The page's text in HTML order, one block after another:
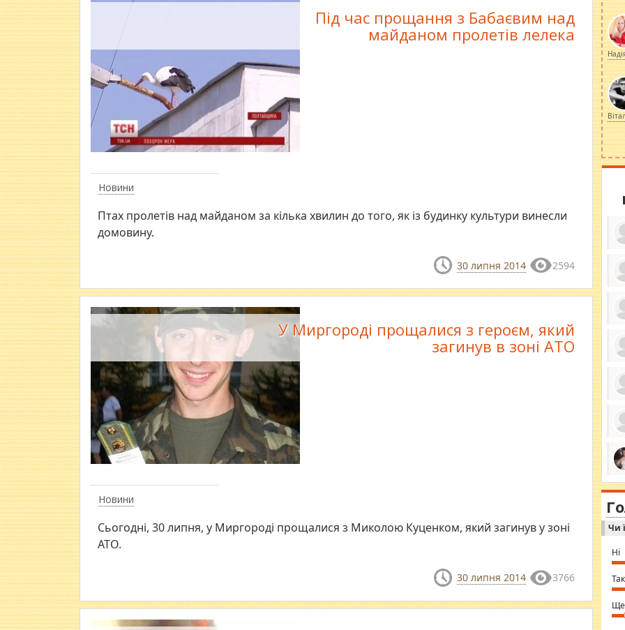
Новини
Під час прощання з Бабаєвим над
майданом пролетів лелека
Птах пролетів над майданом за кілька хвилин до того, як із будинку культури винесли
домовину.
30 липня 2014 2594
Новини
У Миргороді прощалися з героєм, який
загинув в зоні АТО
Сьогодні, 30 липня, у Миргороді прощалися з Миколою Куценком, який загинув у зоні
АТО.
30 липня 2014 3766
за
ми
in
⇒
Чи
Ні
Так
Ще